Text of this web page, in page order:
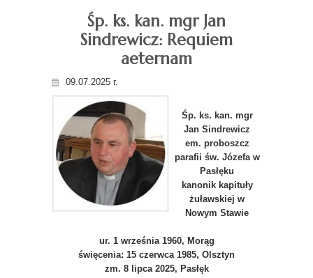
Śp. ks. kan. mgr Jan
Sindrewicz: Requiem
aeternam
09.07.2025 r.
Śp. ks. kan. mgr
Jan Sindrewicz
em. proboszcz
parafii św. Józefa w
Pasłęku
kanonik kapituły
żuławskiej w
Nowym Stawie
ur. 1 września 1960, Morąg
święcenia: 15 czerwca 1985, Olsztyn
zm. 8 lipca 2025, Pasłęk